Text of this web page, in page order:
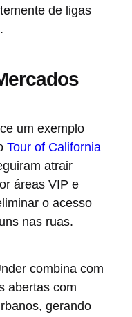
de ligas
um exemplo
Tour of California
atrair
áreas VIP e
o acesso
nas ruas.
combina com
abertas com
gerando